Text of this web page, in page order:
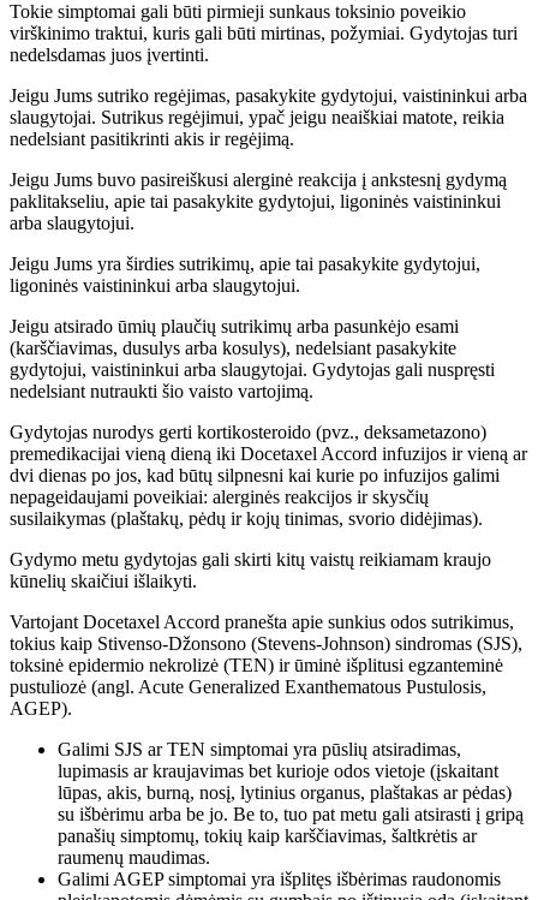
Tokie simptomai gali būti pirmieji sunkaus toksinio poveikio
virškinimo traktui, kuris gali būti mirtinas, požymiai. Gydytojas turi
nedelsdamas juos įvertinti.
Jeigu Jums sutriko regėjimas, pasakykite gydytojui, vaistininkui arba
slaugytojai. Sutrikus regėjimui, ypač jeigu neaiškiai matote, reikia
nedelsiant pasitikrinti akis ir regėjimą.
Jeigu Jums buvo pasireiškusi alerginė reakcija į ankstesnį gydymą
paklitakseliu, apie tai pasakykite gydytojui, ligoninės vaistininkui
arba slaugytojui.
Jeigu Jums yra širdies sutrikimų, apie tai pasakykite gydytojui,
ligoninės vaistininkui arba slaugytojui.
Jeigu atsirado ūmių plaučių sutrikimų arba pasunkėjo esami
(karščiavimas, dusulys arba kosulys), nedelsiant pasakykite
gydytojui, vaistininkui arba slaugytojai. Gydytojas gali nuspręsti
nedelsiant nutraukti šio vaisto vartojimą.
Gydytojas nurodys gerti kortikosteroido (pvz., deksametazono)
premedikacijai vieną dieną iki Docetaxel Accord infuzijos ir vieną ar
dvi dienas po jos, kad būtų silpnesni kai kurie po infuzijos galimi
nepageidaujami poveikiai: alerginės reakcijos ir skysčių
susilaikymas (plaštakų, pėdų ir kojų tinimas, svorio didėjimas).
Gydymo metu gydytojas gali skirti kitų vaistų reikiamam kraujo
kūnelių skaičiui išlaikyti.
Vartojant Docetaxel Accord pranešta apie sunkius odos sutrikimus,
tokius kaip Stivenso-Džonsono (Stevens-Johnson) sindromas (SJS),
toksinė epidermio nekrolizė (TEN) ir ūminė išplitusi egzanteminė
pustuliozė (angl. Acute Generalized Exanthematous Pustulosis,
AGEP).
Galimi SJS ar TEN simptomai yra pūslių atsiradimas,
lupimasis ar kraujavimas bet kurioje odos vietoje (įskaitant
lūpas, akis, burną, nosį, lytinius organus, plaštakas ar pėdas)
su išbėrimu arba be jo. Be to, tuo pat metu gali atsirasti į gripą
panašių simptomų, tokių kaip karščiavimas, šaltkrėtis ar
raumenų maudimas.
Galimi AGEP simptomai yra išplitęs išbėrimas raudonomis